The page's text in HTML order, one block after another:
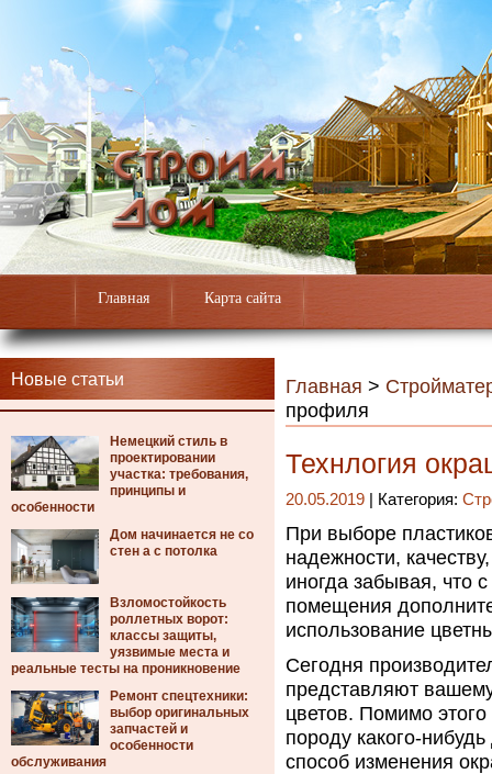
Главная Карта сайта
Новые статьи
Немецкий стиль в
проектировании
участка: требования,
принципы и
особенности
Дом начинается не со
стен а с потолка
Взломостойкость
роллетных ворот:
классы защиты,
уязвимые места и
реальные тесты на проникновение
Ремонт спецтехники:
выбор оригинальных
запчастей и
особенности
обслуживания
Главная >
профиля
Технлогия
20.05.2019 | Категория:
При выборе
надежности,
иногда забывая, что
помещения
использование
Сегодня
представляют
цветов. Помимо
породу какого-
способ изменения